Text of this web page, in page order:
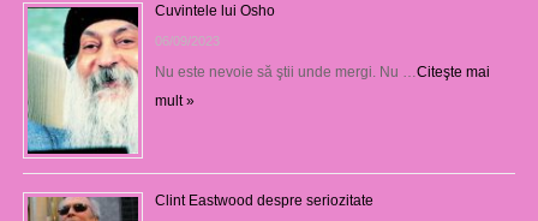
Cuvintele lui Osho
06/09/2023
Nu este nevoie să ştii unde mergi. Nu … Citeşte mai
mult »
Clint Eastwood despre seriozitate